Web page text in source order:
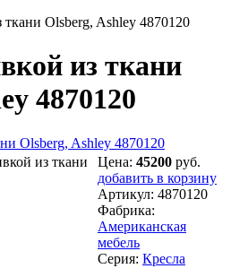
ткани Olsberg, Ashley 4870120
из ткани
4870120
из ткани
Цена: 45200 руб.
добавить в корзину
Артикул: 4870120
Фабрика:
Американская
мебель
Серия: Кресла